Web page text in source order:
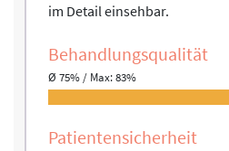
im Detail einsehbar.
Behandlungs­qualität
Ø 75% / Max: 83%
Patienten­sicherheit